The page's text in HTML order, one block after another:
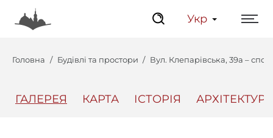
Укр
Головна Будівлі та простори Вул. Клепарівська, 39а –
ГАЛЕРЕЯ КАРТА ІСТОРІЯ АРХІТЕКТУРА